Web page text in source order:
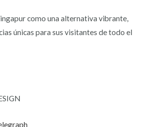
como una alternativa vibrante,
únicas para sus visitantes de todo el